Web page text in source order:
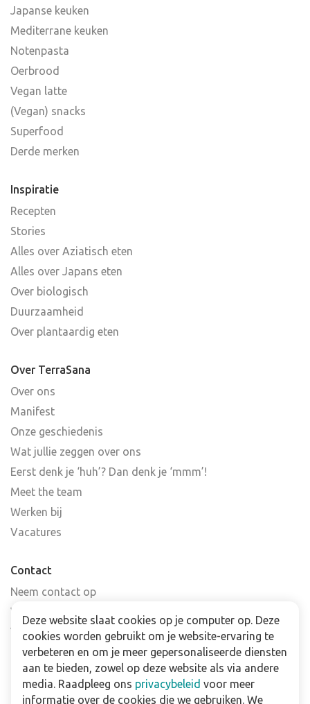
Japanse keuken
Mediterrane keuken
Notenpasta
Oerbrood
Vegan latte
(Vegan) snacks
Superfood
Derde merken
Inspiratie
Recepten
Stories
Alles over Aziatisch eten
Alles over Japans eten
Over biologisch
Duurzaamheid
Over plantaardig eten
Over TerraSana
Over ons
Manifest
Onze geschiedenis
Wat jullie zeggen over ons
Eerst denk je ‘huh’? Dan denk je ‘mmm’!
Meet the team
Werken bij
Vacatures
Contact
Neem contact op
Veelgestelde vragen
Verkooppunten
Nieuwsbrief
Zakelijk
Deze website slaat cookies op je computer op. Deze
cookies worden gebruikt om je website-ervaring te
verbeteren en om je meer gepersonaliseerde diensten
aan te bieden, zowel op deze website als via andere
media. Raadpleeg ons privacybeleid voor meer
informatie over de cookies die we gebruiken. We